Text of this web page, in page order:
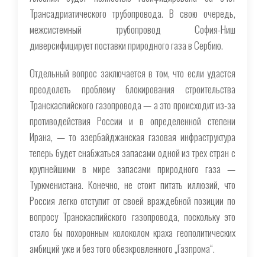
Трансадриатического трубопровода. В свою очередь,
межсистемный трубопровод София-Ниш
диверсифицирует поставки природного газа в Сербию.
Отдельный вопрос заключается в том, что если удастся
преодолеть проблему блокирования строительства
Транскаспийского газопровода — а это происходит из-за
противодействия России и в определенной степени
Ирана, — то азербайджанская газовая инфраструктура
теперь будет снабжаться запасами одной из трех стран с
крупнейшими в мире запасами природного газа —
Туркменистана. Конечно, не стоит питать иллюзий, что
Россия легко отступит от своей враждебной позиции по
вопросу Транскаспийского газопровода, поскольку это
стало бы похоронным колоколом краха геополитических
амбиций уже и без того обезкровленного „Газпрома“.